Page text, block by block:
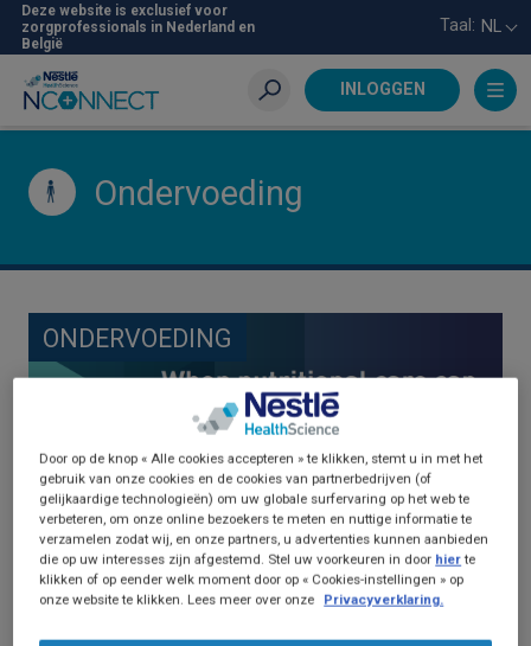
Skip
main
content
Deze website is exclusief voor
zorgprofessionals in Nederland en
België
Taal: NL
INLOGGEN
Zoeken
Ondervoeding
ONDERVOEDING
Door op de knop « Alle cookies accepteren » te klikken, stemt u in met het
gebruik van onze cookies en de cookies van partnerbedrijven (of
gelijkaardige technologieën) om uw globale surfervaring op het web te
verbeteren, om onze online bezoekers te meten en nuttige informatie te
verzamelen zodat wij, en onze partners, u advertenties kunnen aanbieden
die op uw interesses zijn afgestemd. Stel uw voorkeuren in door hierte
klikken of op eender welk moment door op « Cookies-instellingen » op
onze website te klikken. Lees meer over onze
Privacyverklaring.